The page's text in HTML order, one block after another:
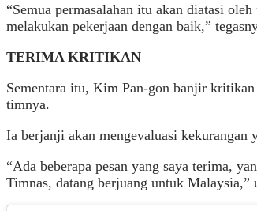
“Semua permasalahan itu akan diatasi
melakukan pekerjaan dengan baik,”
TERIMA KRITIKAN
Sementara itu, Kim Pan-gon banjir
timnya.
Ia berjanji akan mengevaluasi
“Ada beberapa pesan yang saya terima,
Timnas, datang berjuang untuk Malaysia,”